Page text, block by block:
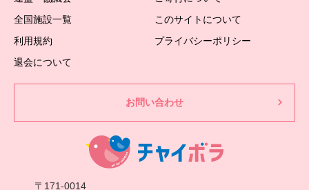
全国施設一覧
このサイトについて
利用規約
プライバシーポリシー
退会について
お問い合わせ
〒171-0014